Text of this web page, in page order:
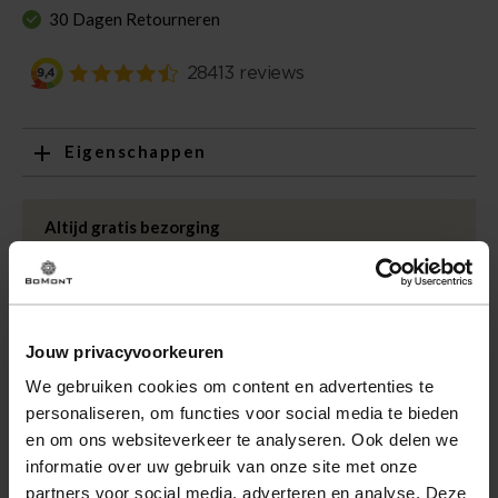
Jouw privacyvoorkeuren
We gebruiken cookies om content en advertenties te
personaliseren, om functies voor social media te bieden
en om ons websiteverkeer te analyseren. Ook delen we
informatie over uw gebruik van onze site met onze
partners voor social media, adverteren en analyse. Deze
30 Dagen Retourneren
Eigenschappen
Leveranciersnummer
Categorie
Merk
Kwaliteit
elastaan
Altijd gratis bezorging
Bezorging is altijd gratis, binnen 1-3 werkdagen
thuisgeleverd met DHL.
Binnen 30 dagen eenvoudig retourneren via DHL voor
slechts € 4,95 of op eigen kosten via PostNL. In de
Bomont winkels kunt u ook gratis retourneren.
Betalen
iDeal, Riverty (Afterpay), creditcard of Paypal, kies zelf